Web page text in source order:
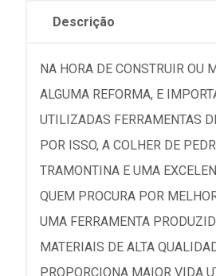
Descrição
NA HORA DE CONSTRUIR OU
ALGUMA REFORMA, E
UTILIZADAS FERRAMENTAS
POR ISSO, A COLHER DE
TRAMONTINA E UMA
QUEM PROCURA POR
UMA FERRAMENTA
MATERIAIS DE ALTA
PROPORCIONA MAIOR VIDA